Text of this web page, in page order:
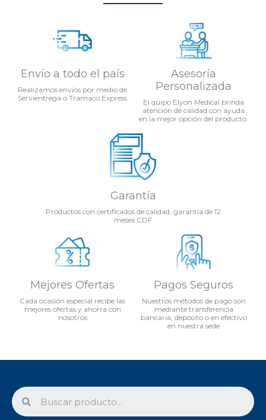
Envío a todo el país
Realizamos envíos por medio de
Servientrega o Tramaco Express
Asesoría
Personalizada
El quipo Elyon Medical brinda
atención de calidad con ayuda
en la mejor opción del producto.
Garantía
Productos con certificados de calidad, garantía de 12
meses CDF
Mejores Ofertas
Cada ocasión especial recibe las
mejores ofertas y ahorra con
nosotros
Pagos Seguros
Nuestros métodos de pago son
mediante transferencia
bancaria, depósito o en efectivo
en nuestra sede